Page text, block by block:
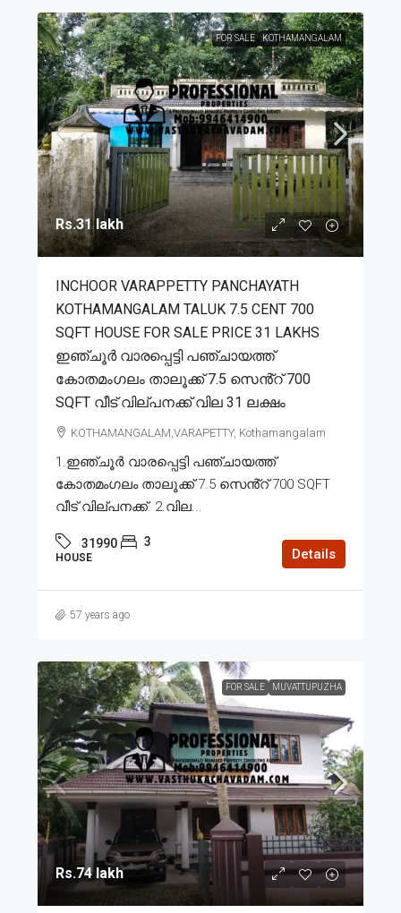
FOR SALE KOTHAMANGALAM
Rs.31 lakh
INCHOOR VARAPPETTY PANCHAYATH
KOTHAMANGALAM TALUK 7.5 CENT 700
SQFT HOUSE FOR SALE PRICE 31 LAKHS
ഇഞ്ചൂർ വാരപ്പെട്ടി പഞ്ചായത്ത്
കോതമംഗലം താലൂക്ക് 7.5 സെൻ്റ് 700
SQFT വീട് വില്പനക്ക് വില 31 ലക്ഷം
KOTHAMANGALAM,VARAPETTY, Kothamangalam
1.ഇഞ്ചൂർ വാരപ്പെട്ടി പഞ്ചായത്ത്
കോതമംഗലം താലൂക്ക് 7.5 സെൻ്റ് 700 SQFT
വീട് വില്പനക്ക്. 2.വില...
31990 3
HOUSE Details
57 years ago
FOR SALE MUVATTUPUZHA
Rs.74 lakh